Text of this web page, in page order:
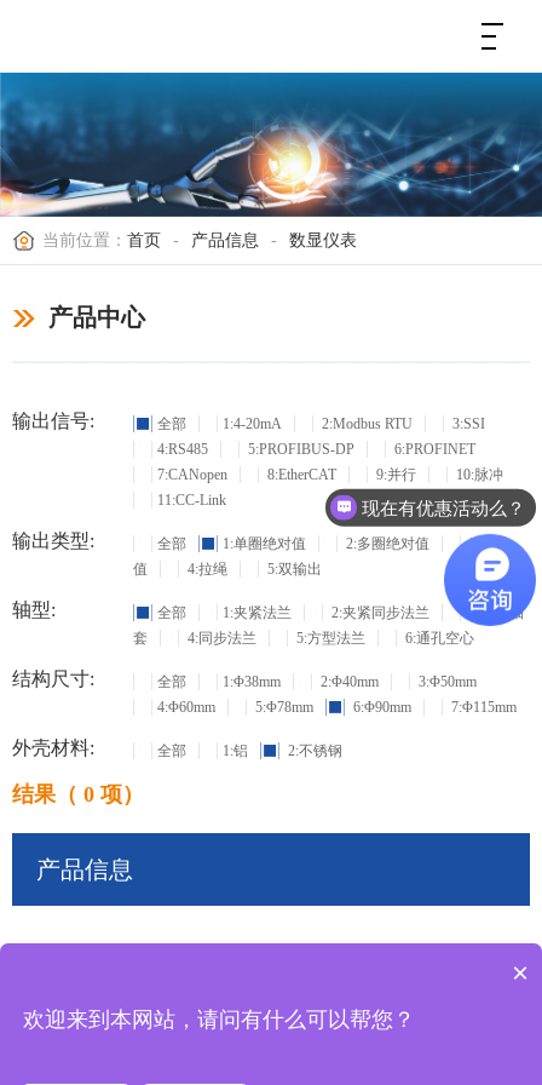
当前位置： 首页 - 产品信息 - 数显仪表
产品中心
输出信号: 全部 1:4-20mA 2:Modbus RTU
3:SSI
4:RS485
5:PROFIBUS-DP
6:PROFINET
7:CANopen
8:EtherCAT 9:并行
10:脉冲
11:CC-Link
输出类型: 全部 1:单圈绝对值 2:多圈绝对值
3:增量
值
4:拉绳 5:双输出
轴型: 全部 1:夹紧法兰 2:夹紧同步法兰
3:盲孔轴
套
4:同步法兰 5:方型法兰 6:通孔空心
结构尺寸: 全部 1:Φ38mm 2:Φ40mm
3:Φ50mm
4:Φ60mm
5:Φ78mm 6:Φ90mm 7:Φ115mm
外壳材料: 全部 1:铝 2:不锈钢
结果（ 0 项）
产品信息
现在有优惠活动么？
×
欢迎来到本网站，请问有什么可以帮您？